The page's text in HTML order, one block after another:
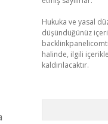
Hukuka ve yasal
düşündüğünüz
halinde, ilgili
kaldırılacaktır.